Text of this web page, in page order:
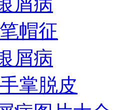
帽征
屑病
掌脱皮